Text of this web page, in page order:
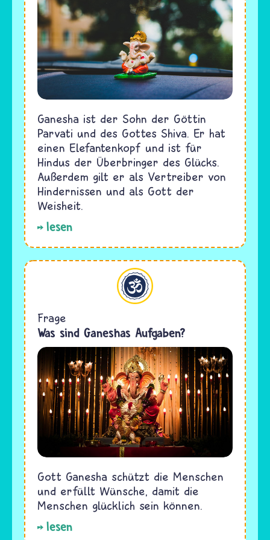
Ganesha ist der Sohn der Göttin
Parvati und des Gottes Shiva. Er hat
einen Elefantenkopf und ist für
Hindus der Überbringer des Glücks.
Außerdem gilt er als Vertreiber von
Hindernissen und als Gott der
Weisheit.
lesen
Hinduismus
Frage
Was sind Ganeshas Aufgaben?
Gott Ganesha schützt die Menschen
und erfüllt Wünsche, damit die
Menschen glücklich sein können.
lesen